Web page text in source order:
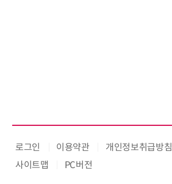
로그인 이용약관 개인정보취급방침
사이트맵
PC버전